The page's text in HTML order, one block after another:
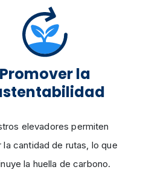
Promover la
elevadores permiten
la cantidad de rutas, lo que
la huella de carbono.